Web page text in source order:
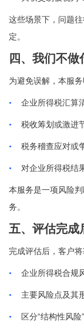
这些场景下，问题
定。
四、我们不做
为避免误解，本服务
• 企业所得税汇算
• 税收筹划 或激进
• 税务稽查应对或
• 对企业所得税结
本服务是一项风险
务。
五、评估完成
完成评估后，客户将
• 企业所得税合规
• 主要风险点及其
• 区分“结构性风险”